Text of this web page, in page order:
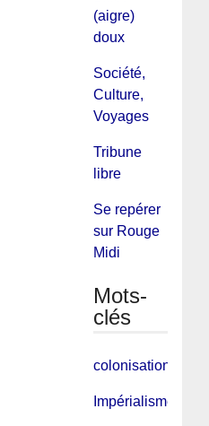
(aigre)
doux
Société,
Culture,
Voyages
Tribune
libre
Se repérer
sur Rouge
Midi
Mots-
clés
colonisation
Impérialisme